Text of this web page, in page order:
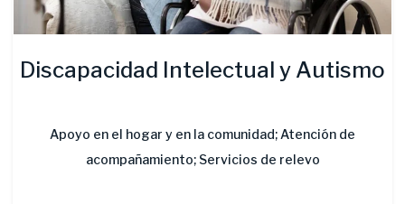
Discapacidad Intelectual y Autismo
Apoyo en el hogar y en la comunidad; Atención de
acompañamiento; Servicios de relevo